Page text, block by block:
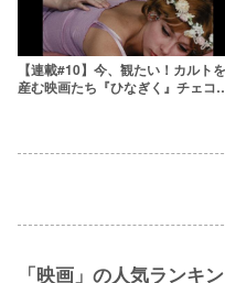
【連載#10】今、観たい！カルトを
産む映画たち『ひなぎく』チェコ
「映画」の人気ランキ